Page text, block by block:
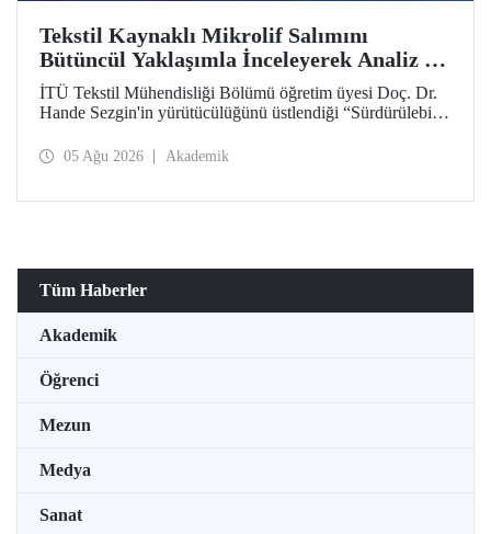
Tekstil Kaynaklı Mikrolif Salımını
Bütüncül Yaklaşımla İnceleyerek Analiz ve
Azaltım Stratejileri Geliştirecek Projeye
TÜBİTAK Desteği
İTÜ Tekstil Mühendisliği Bölümü öğretim üyesi Doç. Dr.
Hande Sezgin'in yürütücülüğünü üstlendiği “Sürdürülebilir
Koşullarına Bağlı Mikrolif Salımı: Aşınma, UV Maruziyeti
05 Ağu 2026 Akademik
Tüm Haberler
Akademik
Öğrenci
Mezun
Medya
Sanat